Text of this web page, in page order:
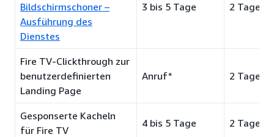
Bildschirmschoner –
Ausführung des
Dienstes
3 bis 5 Tage 2 Tage
Fire TV-Clickthrough zur
benutzerdefinierten
Landing Page
Anruf* 2 Tage
Gesponserte Kacheln
für Fire TV
4 bis 5 Tage 2 Tage